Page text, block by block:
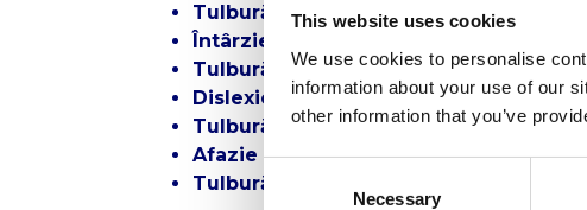
This website uses cookies
We use cookies to personalise
information about your use of our
other information that you’ve
Necessary
Tulburări de pronunție(dislalie, disartrie)
Întârzierea dezvoltării limbajului
Tulburări de fluență(bâlbâială, tahilalie)
Dislexie și disgrafiela vârsta școlară
Tulburări de comunicare în context
Afazie post-AVC sau traumă cerebrală
Tulburări de voce (disfonii)